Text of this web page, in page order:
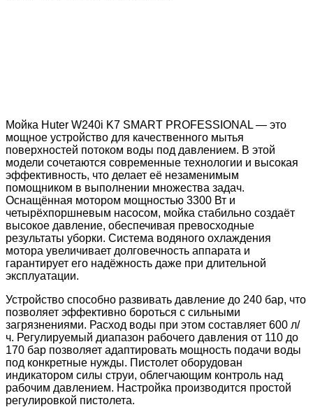
Мойка Huter W240i K7 SMART PROFESSIONAL — это
мощное устройство для качественного мытья
поверхностей потоком воды под давлением. В этой
модели сочетаются современные технологии и высокая
эффективность, что делает её незаменимым
помощником в выполнении множества задач.
Оснащённая мотором мощностью 3300 Вт и
четырёхпоршневым насосом, мойка стабильно создаёт
высокое давление, обеспечивая превосходные
результаты уборки. Система водяного охлаждения
мотора увеличивает долговечность аппарата и
гарантирует его надёжность даже при длительной
эксплуатации.
Устройство способно развивать давление до 240 бар, что
позволяет эффективно бороться с сильными
загрязнениями. Расход воды при этом составляет 600 л/
ч. Регулируемый диапазон рабочего давления от 110 до
170 бар позволяет адаптировать мощность подачи воды
под конкретные нужды. Пистолет оборудован
индикатором силы струи, облегчающим контроль над
рабочим давлением. Настройка производится простой
регулировкой пистолета.